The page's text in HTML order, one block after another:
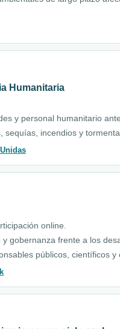
Humanitaria
y personal humanitario
sequías, incendios y
online.
gobernanza frente a los
públicos, científicos